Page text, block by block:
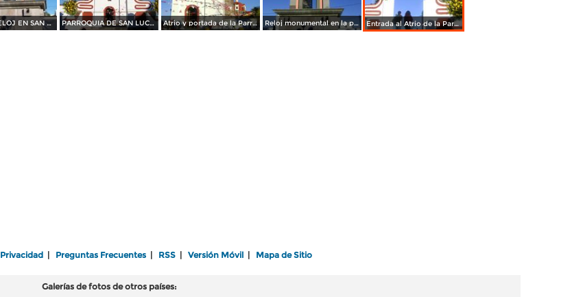
TORRE Y RELOJ EN SAN LUCAS TECOPILCO. OTOÑO DEL 2011 PARROQUIA DE SAN LUCAS TECOPILCO. OTOÑO DEL 2011 Atrio y portada de la Parroquia de San Lucas Tecopilco. Octubre/2011 Reloj monumental en la plaza de San Lucas Tecopilco. Octubre/2011 Entrada al Atrio de la Parroquia de San Lucas. Octubre/2011
Privacidad Preguntas Frecuentes RSS Versión Móvil Mapa de Sitio
Galerías de fotos de otros países: